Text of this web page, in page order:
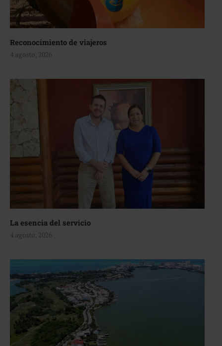
Reconocimiento de viajeros
4 agosto, 2026
La esencia del servicio
4 agosto, 2026